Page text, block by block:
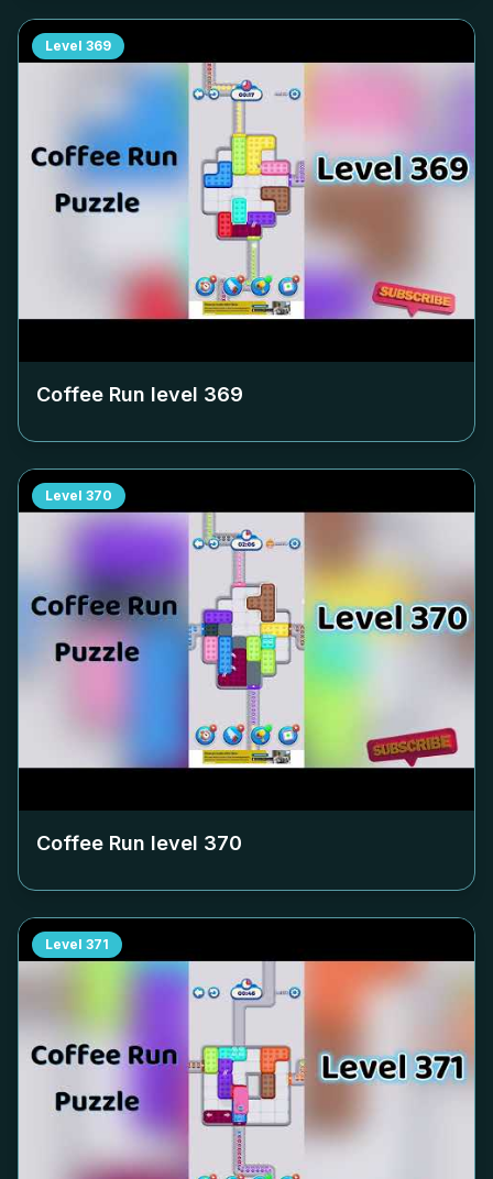
Level 369
Coffee Run level 369
Level 370
Coffee Run level 370
Level 371